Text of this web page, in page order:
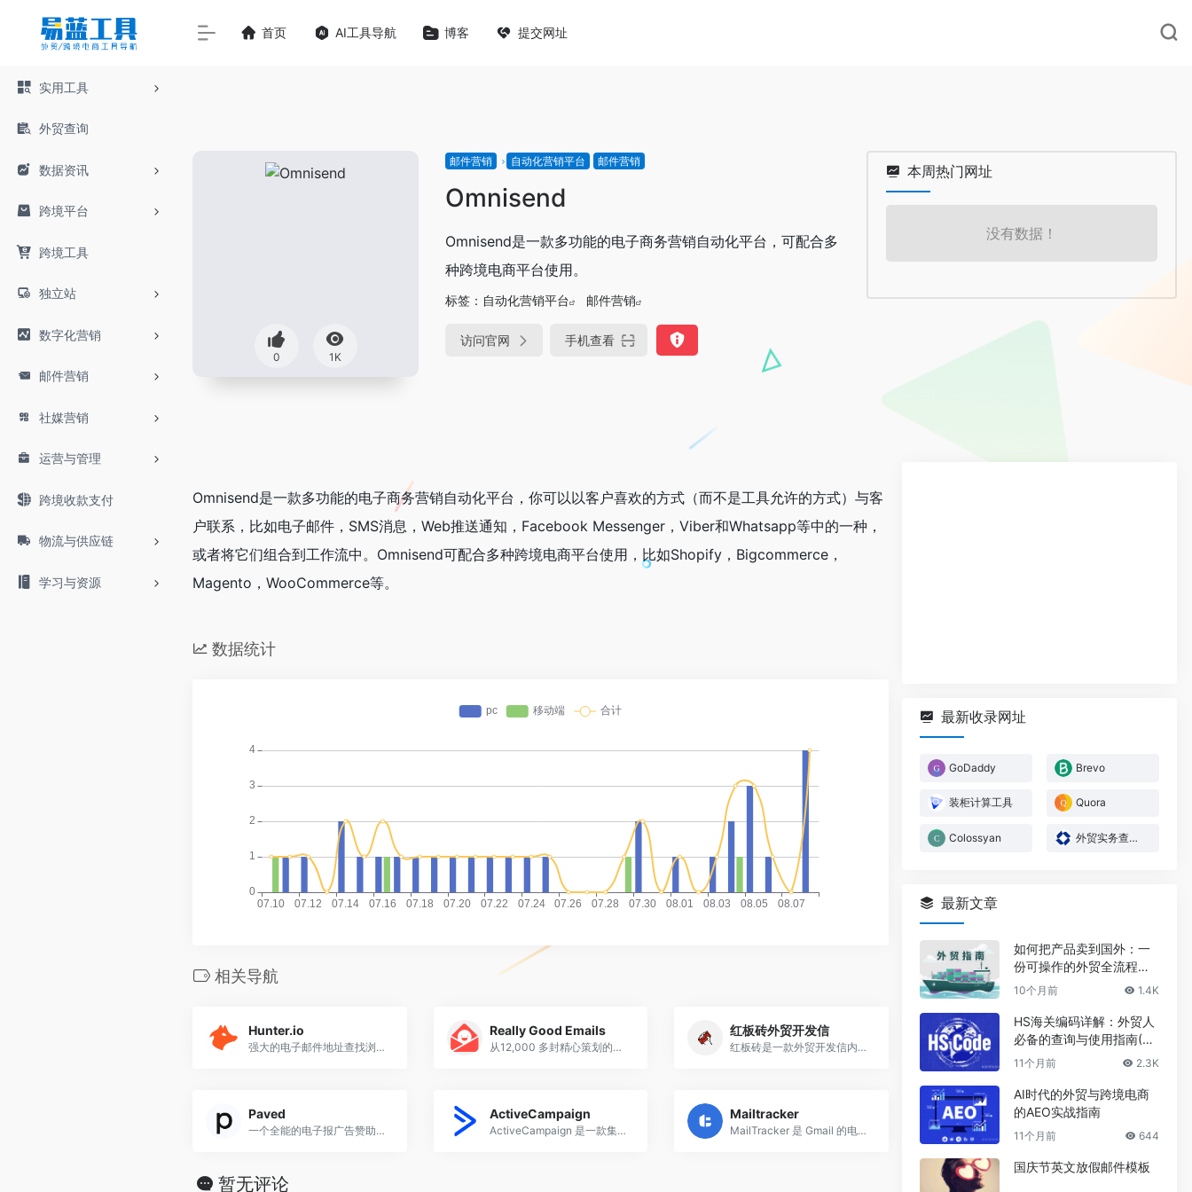
实用工具
外贸查询
数据资讯
跨境平台
跨境工具
独立站
数字化营销
邮件营销
社媒营销
运营与管理
跨境收款支付
物流与供应链
学习与资源
首页 AI工具导航 博客 提交网址
0 1K
邮件营销 自动化营销平台 邮件营销
Omnisend
Omnisend是一款多功能的电子商务营销自动化平台，可配合多
种跨境电商平台使用。
标签： 自动化营销平台 邮件营销
访问官网 手机查看
本周热门网址
没有数据！
Omnisend是一款多功能的电子商务营销自动化平台，你可以以客户喜欢的方式（而不是工具允许的方式）与客
户联系，比如电子邮件，SMS消息，Web推送通知，Facebook Messenger，Viber和Whatsapp等中的一种，
或者将它们组合到工作流中。Omnisend可配合多种跨境电商平台使用，比如Shopify，Bigcommerce，
Magento，WooCommerce等。
数据统计
相关导航
Hunter.io
强大的电子邮件地址查找浏览器插件，适用于Chrome、FireFox、Edge浏览器。
Really Good Emails
从12,000 多封精心策划的电子邮件中，获得邮件设计灵感，优化邮件营销转化
红板砖外贸开发信
红板砖是一款外贸开发信内容写作小工具，帮助外贸人有效提升开发信的送达率，打开率，阅读率，回复率。
Paved
一个全能的电子报广告赞助平台，帮助品牌与电子报（newsletters）连接。
ActiveCampaign
ActiveCampaign 是一款集营销自动化、电子邮件营销、客户关系管理（CRM）和销售自动化于一体的综合平台。
Mailtracker
MailTracker 是 Gmail 的电子邮件跟踪插件，帮助您实时追踪您的电子邮件。
暂无评论
最新收录网址
GoDaddy Brevo
装柜计算工具 Quora
Colossyan 外贸实务查询-商务部
最新文章
如何把产品卖到国外：一
份可操作的外贸全流程指
南2025
10个月前 1.4K
HS海关编码详解：外贸人
必备的查询与使用指南(20
25)
11个月前 2.3K
AI时代的外贸与跨境电商
的AEO实战指南
11个月前 644
国庆节英文放假邮件模板